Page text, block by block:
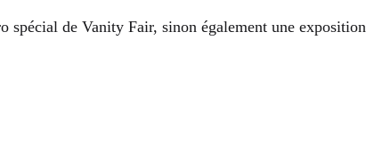
de Vanity Fair, sinon également une